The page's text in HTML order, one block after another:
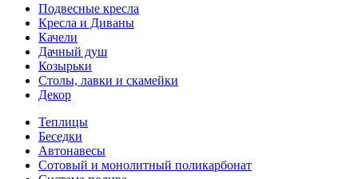
Подвесные кресла
Кресла и Диваны
Качели
Дачный душ
Козырьки
Столы, лавки и скамейки
Декор
Теплицы
Беседки
Автонавесы
Сотовый и монолитный поликарбонат